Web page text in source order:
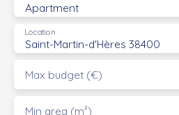
Apartment
Saint-Martin-d'Hères 38400
Location
Max budget (€)
Min area (m²)